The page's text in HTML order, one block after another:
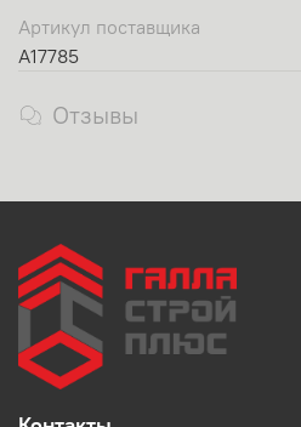
Артикул поставщика
A17785
Отзывы